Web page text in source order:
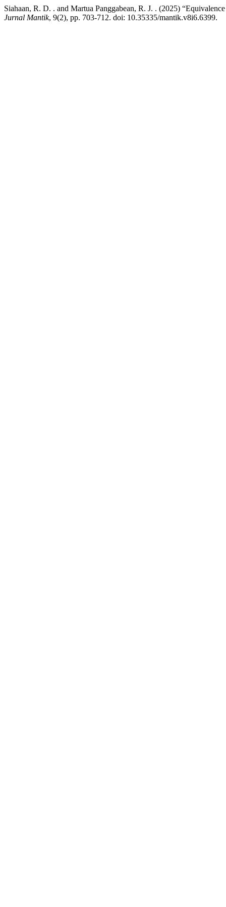
Siahaan, R. D. . and Martua Panggabean, R. J. . (2025)
Jurnal Mantik, 9(2), pp. 703-712. doi: 10.35335/mantik.v8i6.6399.